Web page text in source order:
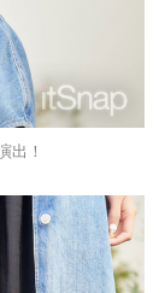
出！